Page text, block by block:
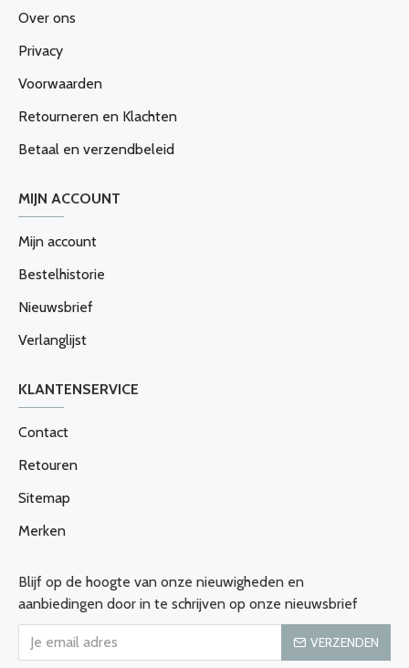
Over ons
Privacy
Voorwaarden
Retourneren en Klachten
Betaal en verzendbeleid
MIJN ACCOUNT
Mijn account
Bestelhistorie
Nieuwsbrief
Verlanglijst
KLANTENSERVICE
Contact
Retouren
Sitemap
Merken
Blijf op de hoogte van onze nieuwigheden en
aanbiedingen door in te schrijven op onze nieuwsbrief
VERZENDEN